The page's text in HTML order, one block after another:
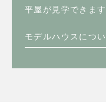
平屋が見学できます
モデルハウスにつ